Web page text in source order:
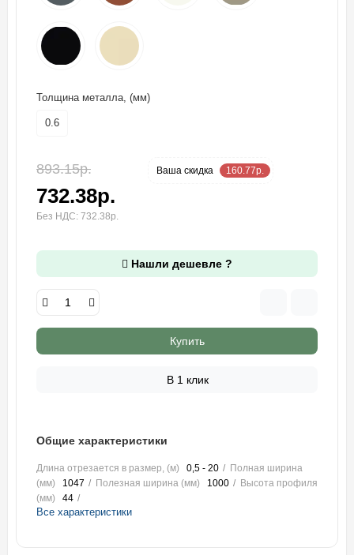
Толщина металла, (мм)
0.6
893.15р. Ваша cкидка 160.77р.
732.38р.
Без НДС: 732.38р.
Нашли дешевле ?
Купить
В 1 клик
Общие характеристики
Длина отрезается в размер, (м) 0,5 - 20
Полная ширина
(мм)
1047 Полезная ширина (мм) 1000
Высота профиля
(мм)
44
Все характеристики